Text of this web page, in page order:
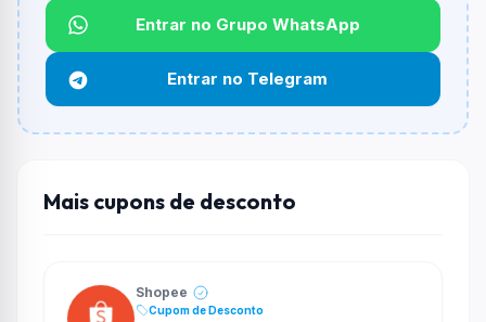
Funciona em qualquer produto?
Não necessariamente. Depende de itens participantes
e alguns vendedores ou produtos especificos podem
não aceitar cupons.
Entrar no Grupo WhatsApp
Entrar no Telegram
Mais cupons de desconto
Shopee
Cupom de Desconto